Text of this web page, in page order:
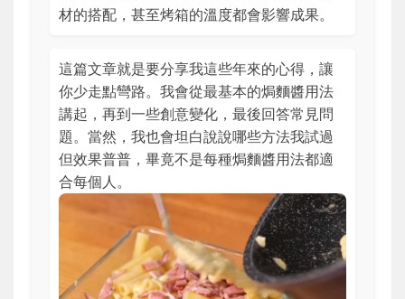
材的搭配，甚至烤箱的溫度都會影響成果。
這篇文章就是要分享我這些年來的心得，讓
你少走點彎路。我會從最基本的焗麵醬用法
講起，再到一些創意變化，最後回答常見問
題。當然，我也會坦白說說哪些方法我試過
但效果普普，畢竟不是每種焗麵醬用法都適
合每個人。